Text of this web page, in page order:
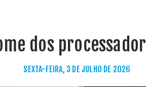
dos
SEXTA-FEIRA, 3 DE JULHO DE 2026